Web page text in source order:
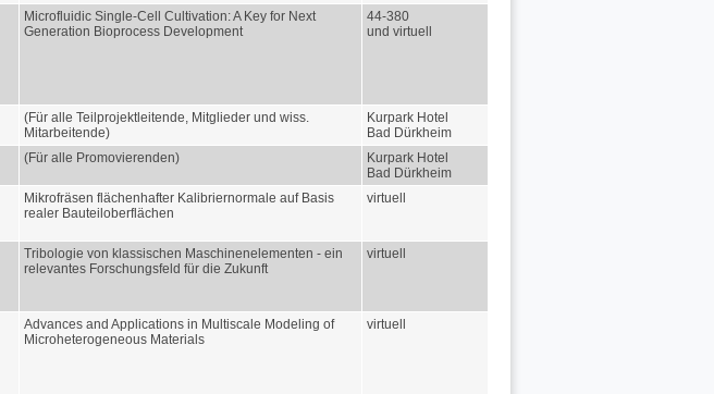
Microfluidic Single-Cell Cultivation: A Key for Next
Generation Bioprocess Development
44-380
und virtuell
(Für alle Teilprojektleitende, Mitglieder und wiss.
Mitarbeitende)
Kurpark Hotel
Bad Dürkheim
(Für alle Promovierenden)
Kurpark Hotel
Bad Dürkheim
Mikrofräsen flächenhafter Kalibriernormale auf Basis
realer Bauteiloberflächen
virtuell
Tribologie von klassischen Maschinenelementen - ein
relevantes Forschungsfeld für die Zukunft
virtuell
Advances and Applications in Multiscale Modeling of
Microheterogeneous Materials
virtuell